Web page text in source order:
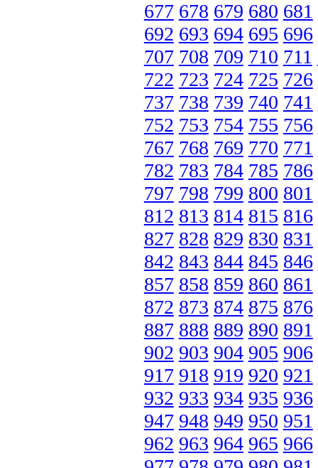
677 678 679 680 681
692 693 694 695 696
707 708 709 710 711
722 723 724 725 726
737 738 739 740 741
752 753 754 755 756
767 768 769 770 771
782 783 784 785 786
797 798 799 800 801
812 813 814 815 816
827 828 829 830 831
842 843 844 845 846
857 858 859 860 861
872 873 874 875 876
887 888 889 890 891
902 903 904 905 906
917 918 919 920 921
932 933 934 935 936
947 948 949 950 951
962 963 964 965 966